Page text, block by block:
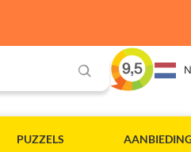
PUZZELS